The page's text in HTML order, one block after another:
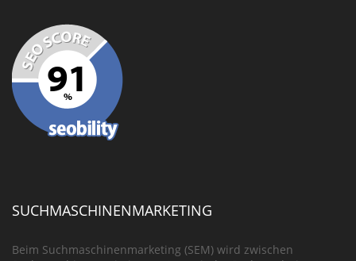
SUCHMASCHINENMARKETING
Beim Suchmaschinenmarketing (SEM) wird zwischen